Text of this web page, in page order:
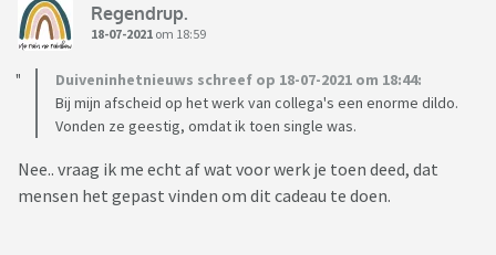
Regendrup.
18-07-2021 om 18:59
Duiveninhetnieuws schreef op 18-07-2021 om 18:44:
Bij mijn afscheid op het werk van collega's een enorme dildo.
Vonden ze geestig, omdat ik toen single was.
Nee.. vraag ik me echt af wat voor werk je toen deed, dat
mensen het gepast vinden om dit cadeau te doen.